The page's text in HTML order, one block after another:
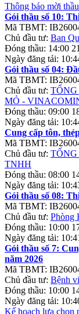
Thông báo mời
Gói thầu số 10:
Mã TBMT:
Chủ đầu tư: Ban
Đóng thầu: 14:00
Ngày đăng tải:
Gói thầu số 04:
Mã TBMT:
Chủ đầu tư:
MỎ -
Đóng thầu: 09:00
Ngày đăng tải:
Cung cấp tôn,
Mã TBMT:
Chủ đầu tư:
TNHH
Đóng thầu: 08:00
Ngày đăng tải:
Gói thầu số 08:
Mã TBMT:
Chủ đầu tư: Phòng
Đóng thầu: 10:00
Ngày đăng tải:
Gói thầu số 7:
năm 2026
Mã TBMT:
Chủ đầu tư: Bệnh
Đóng thầu: 10:00
Ngày đăng tải:
Kế hoạch lựa chọn